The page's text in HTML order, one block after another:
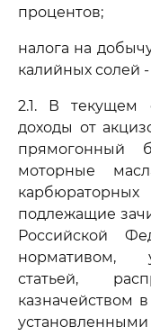
процентов;
налога на
калийных солей
2.1. В текущем
доходы от
прямогонный
моторные
подлежащие
Российской
нормативом,
статьей,
казначейством